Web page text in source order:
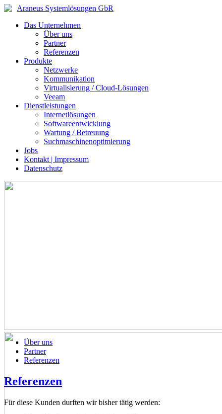
Araneus Systemlösungen GbR
Das Unternehmen
Über uns
Partner
Referenzen
Produkte
Netzwerke
Kommunikation
Virtualisierung / Cloud-Lösungen
Veeam
Dienstleistungen
Internetlösungen
Softwareentwicklung
Wartung / Betreuung
Suchmaschinenoptimierung
Jobs
Kontakt | Impressum
Datenschutz
Über uns
Partner
Referenzen
Referenzen
Für diese Kunden durften wir bisher tätig werden: